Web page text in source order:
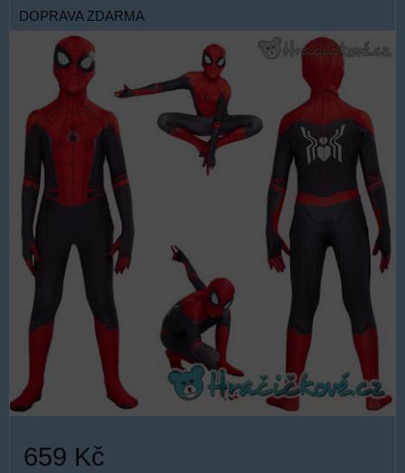
DOPRAVA ZDARMA
659 Kč